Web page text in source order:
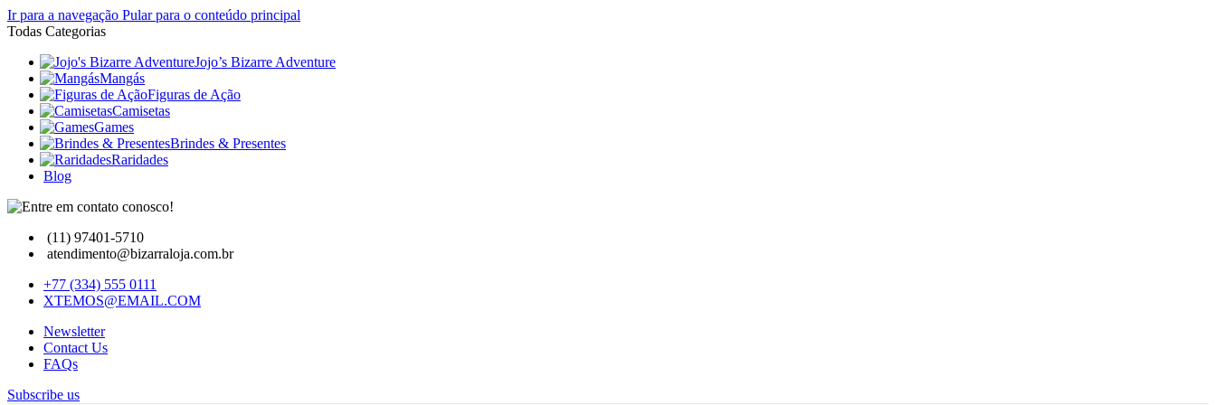
Ir para a navegação Pular para o conteúdo principal
Todas Categorias
Jojo’s Bizarre Adventure
Mangás
Figuras de Ação
Camisetas
Games
Brindes & Presentes
Raridades
Blog
(11) 97401-5710
atendimento@bizarraloja.com.br
+77 (334) 555 0111
XTEMOS@EMAIL.COM
Newsletter
Contact Us
FAQs
Subscribe us